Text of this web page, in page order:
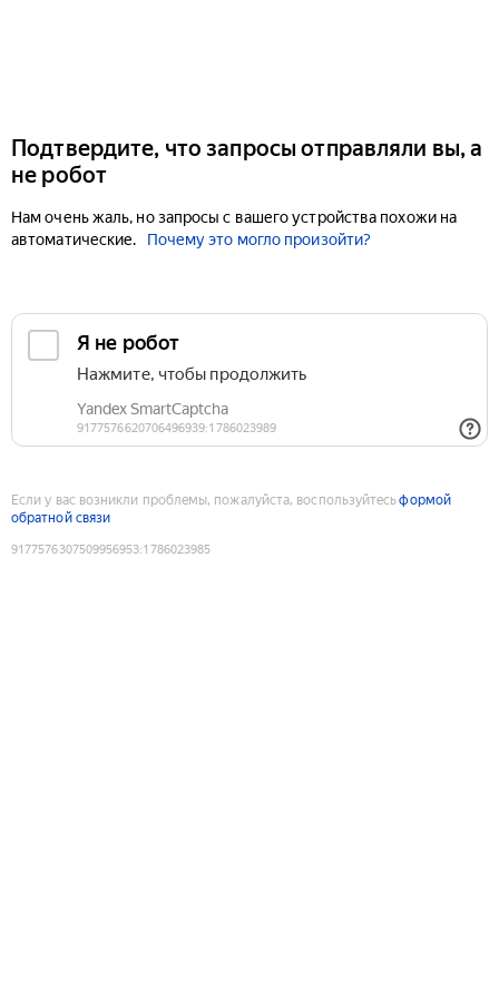
Подтвердите, что запросы отправляли вы, а
не робот
Нам очень жаль, но запросы с вашего устройства похожи на
автоматические.
Почему это могло произойти?
Если у вас возникли проблемы, пожалуйста, воспользуйтесьформой
обратной связи
9177576307509956953:1786023985